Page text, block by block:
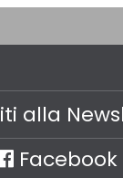
alla
Facebook